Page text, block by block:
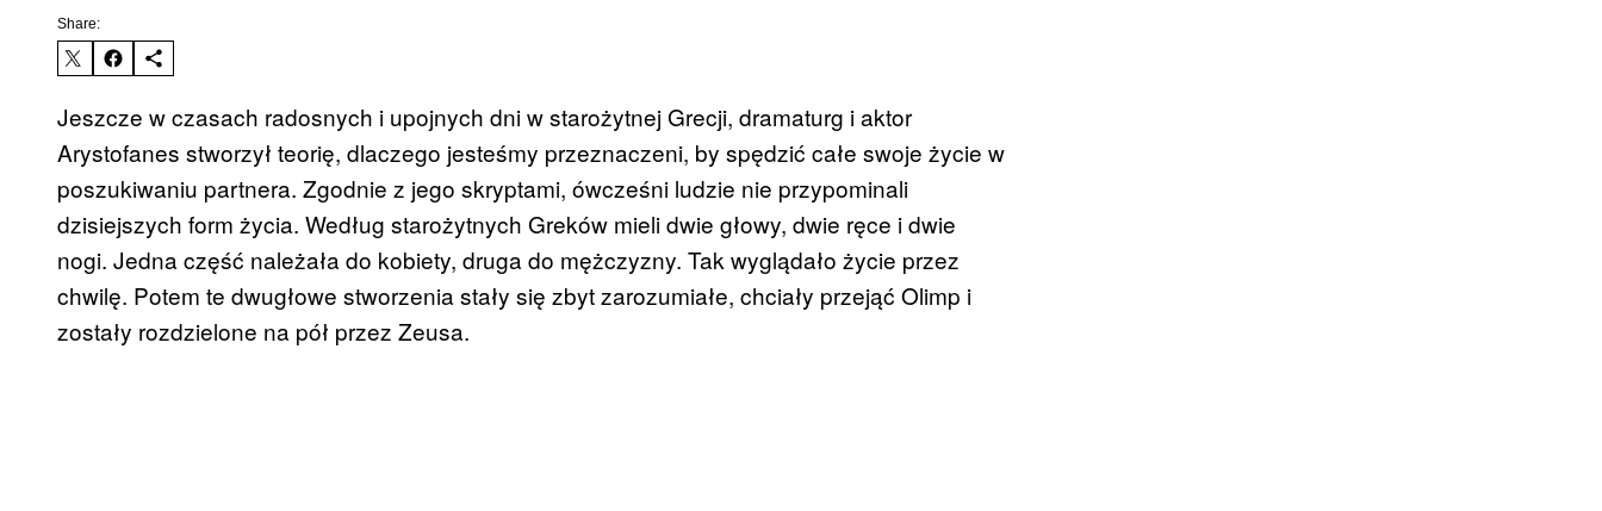
Share:
Jeszcze w czasach radosnych i upojnych dni w starożytnej Grecji, dramaturg i aktor
Arystofanes stworzył teorię, dlaczego jesteśmy przeznaczeni, by spędzić całe swoje życie w
poszukiwaniu partnera. Zgodnie z jego skryptami, ówcześni ludzie nie przypominali
dzisiejszych form życia. Według starożytnych Greków mieli dwie głowy, dwie ręce i dwie
nogi. Jedna część należała do kobiety, druga do mężczyzny. Tak wyglądało życie przez
chwilę. Potem te dwugłowe stworzenia stały się zbyt zarozumiałe, chciały przejąć Olimp i
zostały rozdzielone na pół przez Zeusa.